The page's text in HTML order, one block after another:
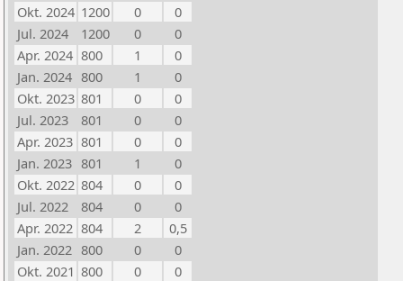
Okt. 2024 1200 0
0
Jul. 2024
1200 0
0
Apr. 2024 800 1
0
Jan. 2024 800 1
0
Okt. 2023 801 0
0
Jul. 2023
801 0
0
Apr. 2023 801 0
0
Jan. 2023 801 1
0
Okt. 2022 804 0
0
Jul. 2022
804 0
0
Apr. 2022 804 2
0,5
Jan. 2022 800 0
0
Okt. 2021 800 0
0